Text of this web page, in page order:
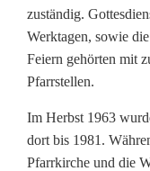
b
i
s
n
a
zuständig.
Werktagen, sowie
Feiern gehörten mit
Pfarrstellen.
Im Herbst 1963
dort bis 1981.
Pfarrkirche und die